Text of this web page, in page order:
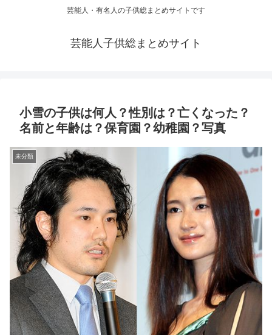
芸能人・有名人の子供総まとめサイトです
芸能人子供総まとめサイト
小雪の子供は何人？性別は？亡くなった？
名前と年齢は？保育園？幼稚園？写真
未分類